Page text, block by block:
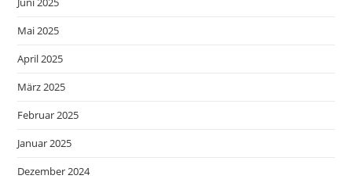
Mai 2025
April 2025
März 2025
Februar 2025
Januar 2025
Dezember 2024